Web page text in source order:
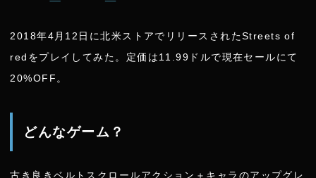
i n
2018年4月12日に北米ストアでリリースされたStreets of
redをプレイしてみた。定価は11.99ドルで現在セールにて
20%OFF。
どんなゲーム？
古き良きベルトスクロールアクション＋キャラのアップグレ